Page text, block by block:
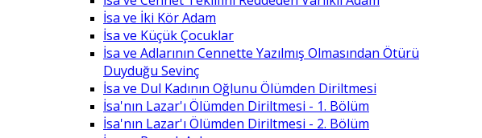
İsa ve İki Kör Adam
İsa ve Küçük Çocuklar
İsa ve Adlarının Cennette Yazılmış Olmasından Ötürü
Duyduğu Sevinç
İsa ve Dul Kadının Oğlunu Ölümden Diriltmesi
İsa'nın Lazar'ı Ölümden Diriltmesi - 1. Bölüm
İsa'nın Lazar'ı Ölümden Diriltmesi - 2. Bölüm